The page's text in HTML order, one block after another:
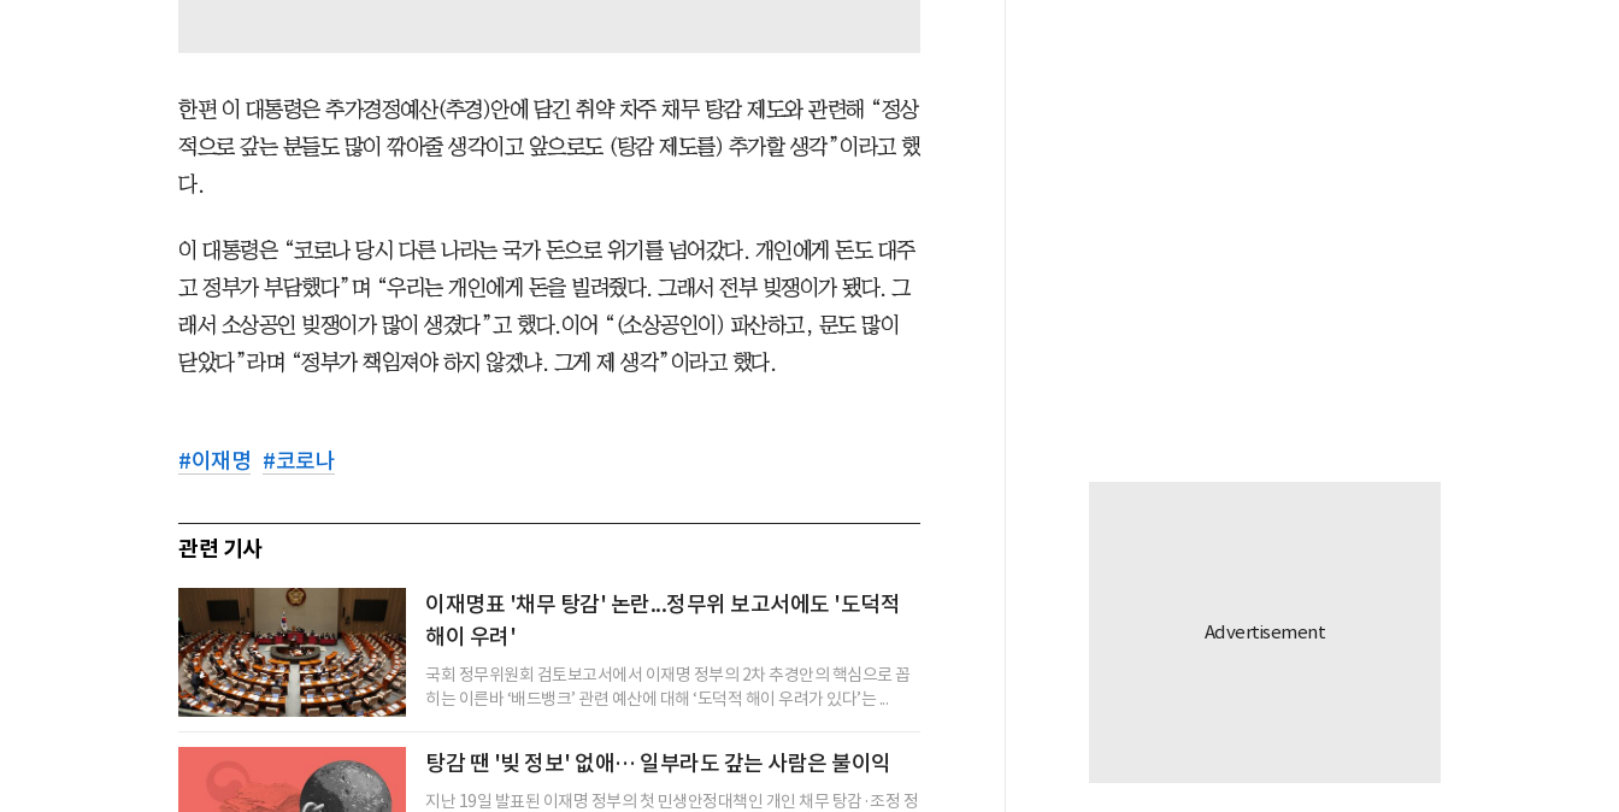
한편 이 대통령은 추가경정예산(추경)안에 담긴 취약 차주 채무 탕감 제도와 관련해 “정상
적으로 갚는 분들도 많이 깎아줄 생각이고 앞으로도 (탕감 제도를) 추가할 생각”이라고 했
다.
이 대통령은 “코로나 당시 다른 나라는 국가 돈으로 위기를 넘어갔다. 개인에게 돈도 대주
고 정부가 부담했다”며 “우리는 개인에게 돈을 빌려줬다. 그래서 전부 빚쟁이가 됐다. 그
래서 소상공인 빚쟁이가 많이 생겼다”고 했다.이어 “(소상공인이) 파산하고, 문도 많이
닫았다”라며 “정부가 책임져야 하지 않겠냐. 그게 제 생각”이라고 했다.
#이재명 #코로나
관련 기사
이재명표 '채무 탕감' 논란...정무위 보고서에도 '도덕적
해이 우려'
국회 정무위원회 검토보고서에서 이재명 정부의 2차 추경안의 핵심으로 꼽
히는 이른바 ‘배드뱅크’ 관련 예산에 대해 ‘도덕적 해이 우려가 있다’는 ...
탕감 땐 '빚 정보' 없애… 일부라도 갚는 사람은 불이익
지난 19일 발표된 이재명 정부의 첫 민생안정대책인 개인 채무 탕감·조정 정